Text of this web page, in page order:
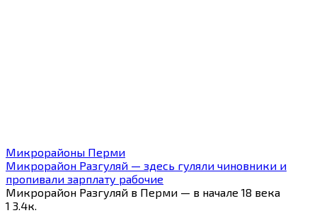
Микрорайоны Перми
Микрорайон Разгуляй — здесь гуляли чиновники и
пропивали зарплату рабочие
Микрорайон Разгуляй в Перми — в начале 18 века
1 3.4к.